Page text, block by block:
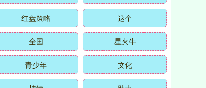
红盘策略 这个
全国 星火牛
青少年 文化